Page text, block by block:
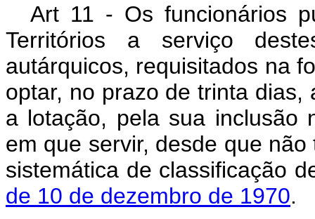
Art 11 - Os funcionários
Territórios a serviço
autárquicos, requisitados na
optar, no prazo de trinta
a lotação, pela sua inclusão
em que servir, desde que
sistemática de classificação
de 10 de dezembro de 1970.